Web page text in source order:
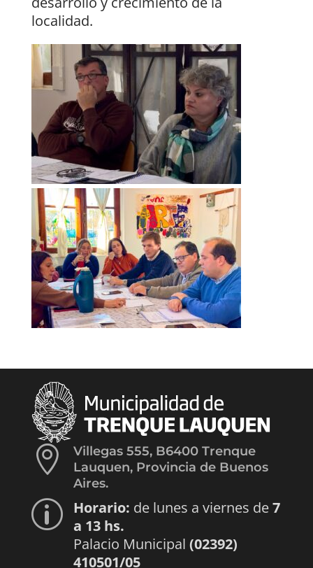
localidad.

Villegas 555, B6400 Trenque
Lauquen, Provincia de Buenos
Aires.
p Horario: de lunes a viernes de7
a 13 hs.
Palacio Municipal (02392)
410501/05